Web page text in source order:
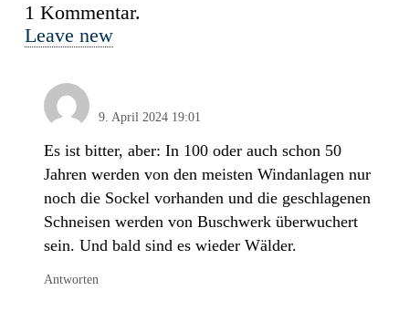
1 Kommentar.
Leave new
9. April 2024 19:01
Es ist bitter, aber: In 100 oder auch schon 50
Jahren werden von den meisten Windanlagen nur
noch die Sockel vorhanden und die geschlagenen
Schneisen werden von Buschwerk überwuchert
sein. Und bald sind es wieder Wälder.
Antworten